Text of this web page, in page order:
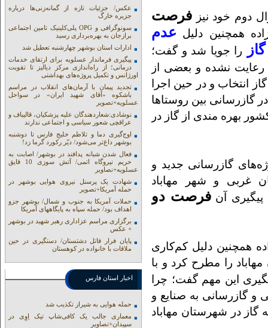
دوم خود نیز فرصت
همچنین دلیل عدم
را جویا شد و گفت؛
رعایت نشده و بعضی از
انتخاب و در حین اجرا
گازرسانی بین روستاها
بهره مندی از گاز در
گازرسانی جدید و
غربی و شهر مهاباد
پیگیری آنفرصت دو
همچنین دلیل کم‌کاری
را مطرح کرد و با
این مهم گفت؛ چرا
و گازرسانی به صنایع و
در شهرستان مهاباد
عکس/ جزئیات تازه از گمانه‌زنی‌ها درباره
جزیره خارگ
سونوگرافی و OPG پلی‌کلینیک تامین اجتماعی
برازجان به بهره‌برداری رسید
ادارات استان بوشهر چهارشنبه تعطیل شد
پیگیری فرماندار عسلویه برای ارتقای خدمات
درمانی؛ از راه‌اندازی مرکز دیالیز تا تقویت
اورژانس و تکمیل پروژه‌های بهداشتی
تجدید پیمان با آرمان‌های انقلاب در مراسم
باشکوه «آقای شهید ایران» در سواحل
عسلویه+تصویر
نوشادی:شعاردهندگان علیه پزشکیان، قالیباف و
عراقچی شعور سیاسی و اجتماعی ندارند
اوج‌گیری دما و تلاطم خلیج فارس تا دوشنبه
بوشهر داغ‌تر می‌شود/ دیّر رکورد گرما زد!
فعال شدن شبانه پدافند در بوشهر/ اصابت به
حریم نیروگاه اتمی/ آتش سوزی 10 قایق
عسلویه+نصاویر
شهادت یک پرسنل نیروی هوایی بوشهر در
حمله آمریکا+تصویر
حملات آمریکا به جنوب و شمال/ بوشهر جزو
اهداف بود/ حمله سپاه به پایگاههای آمریکا
برگزاری مراسم عزاداری رهبر شهید در بوشهر
+ عکس
پایان فرار قاتل دشتستان/ دستگیری در حین
ملاقات با خانواده در کوهستان
اخبار استان فارس
حمله هوایی به شیراز تکذیب شد
معماری جالب یک کافی‌شاپ تیک اِوِی در
سپیدان+تصاویر